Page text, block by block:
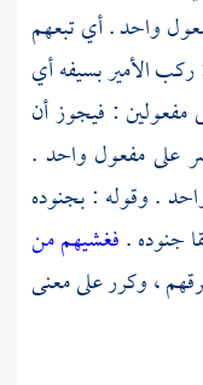
واحد . أي تبعهم
الأمير بسيفه أي
: فيجوز أن
على مفعول واحد .
. وقوله : بجنوده
جنوده .فغشيهم من
، وكرر على معنى